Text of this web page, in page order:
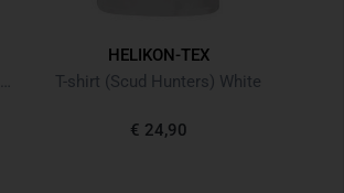
HELIKON-TEX
T-shirt (Scud Hunters) White
€ 24,90